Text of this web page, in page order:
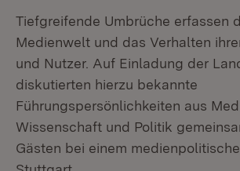
Tiefgreifende Umbrüche erfassen
Medienwelt und das Verhalten
und Nutzer. Auf Einladung der
diskutierten hierzu bekannte
Führungspersönlichkeiten aus
Wissenschaft und Politik
Gästen bei einem